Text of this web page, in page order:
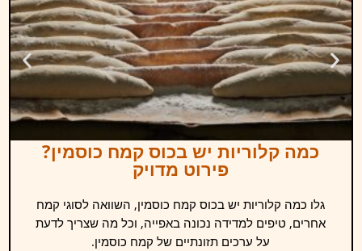
כמה קלוריות יש בכוס קמח כוסמין?
פירוט מדויק
גלו כמה קלוריות יש בכוס קמח כוסמין, השוואה לסוגי קמח
אחרים, טיפים למדידה נכונה באפייה, וכל מה שצריך לדעת
על ערכים תזונתיים של קמח כוסמין.